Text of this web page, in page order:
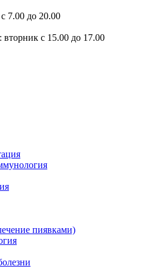
7.00 до 20.00
вторник с 15.00 до 17.00
пиявками)